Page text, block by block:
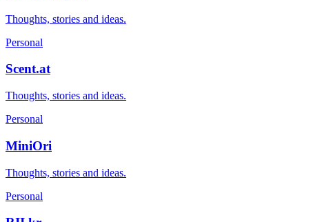
Thoughts, stories and ideas.
Personal
Scent.at
Thoughts, stories and ideas.
Personal
MiniOri
Thoughts, stories and ideas.
Personal